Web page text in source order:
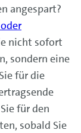
angespart?
nicht sofort
sondern eine
für die
für den
sobald Sie